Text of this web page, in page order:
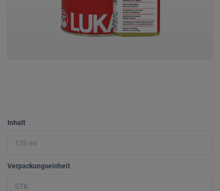
Inhalt
Verpackungseinheit